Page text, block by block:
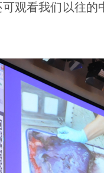
观看我们以往